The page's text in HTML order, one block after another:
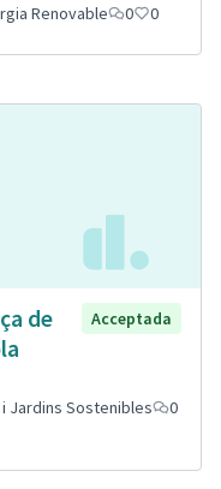
Renovable 0 0
de
Acceptada
i Jardins Sostenibles
0